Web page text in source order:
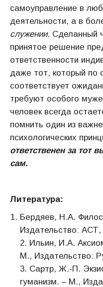
самоуправление в
деятельности, а в
служении. Сделанный
принятое решение
ответственности
даже тот, который по
соответствует
требуют особого
человек всегда
помнить один из
психологических
ответственен за тот
сам.
Литература:
Бердяев, Н.А.
Издательство: АСТ,
2. Ильин, И.А.
М., Издательство:
3. Сартр, Ж.-П.
гуманизм. – М.,